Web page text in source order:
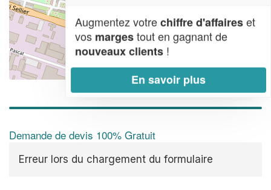
| Map data © OpenStreetMap contributors,
Demande de devis 100% Gratuit
Erreur lors du chargement du formulaire
Augmentez votrechiffre d'affaireset
vos margestout en gagnant de
nouveaux clients !
En savoir plus